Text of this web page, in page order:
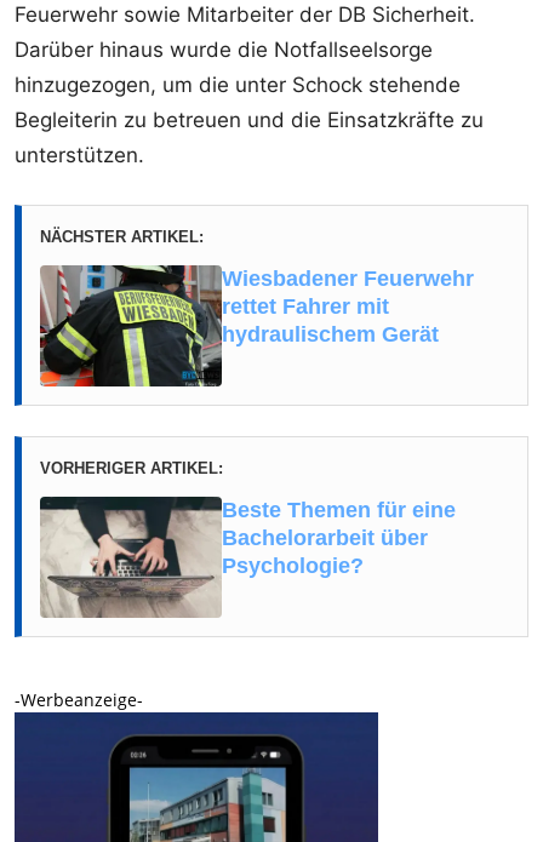
Feuerwehr sowie Mitarbeiter der DB Sicherheit.
Darüber hinaus wurde die Notfallseelsorge
hinzugezogen, um die unter Schock stehende
Begleiterin zu betreuen und die Einsatzkräfte zu
unterstützen.
NÄCHSTER ARTIKEL:
Wiesbadener Feuerwehr
rettet Fahrer mit
hydraulischem Gerät
VORHERIGER ARTIKEL:
Beste Themen für eine
Bachelorarbeit über
Psychologie?
-Werbeanzeige-